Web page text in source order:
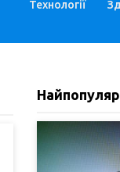
Технології